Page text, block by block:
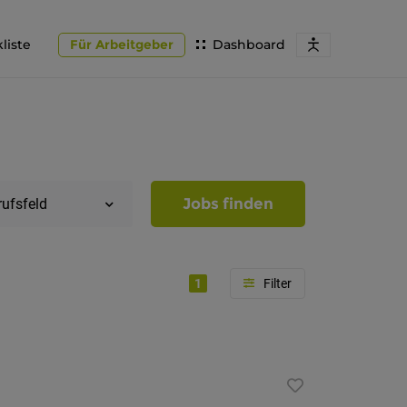
Dashboard
Für Arbeitgeber
Jobs finden
1